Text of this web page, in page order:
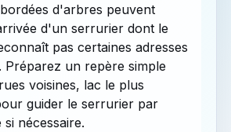
d'arbres peuvent
d'un serrurier dont le
pas certaines adresses
Préparez un repère simple
voisines, lac le plus
guider le serrurier par
nécessaire.